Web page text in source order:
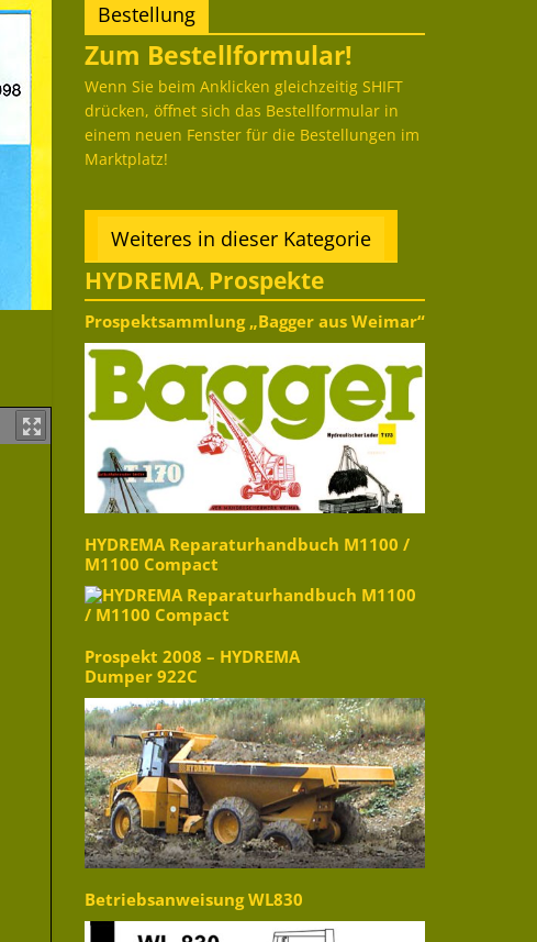
Bestellung
Zum Bestellformular!
Wenn Sie beim Anklicken gleichzeitig SHIFT
drücken, öffnet sich das Bestellformular in
einem neuen Fenster für die Bestellungen im
Marktplatz!
Weiteres in dieser Kategorie
HYDREMA, Prospekte
Prospektsammlung „Bagger aus Weimar“
HYDREMA Reparaturhandbuch M1100 /
M1100 Compact
Prospekt 2008 – HYDREMA
Dumper 922C
Betriebsanweisung WL830